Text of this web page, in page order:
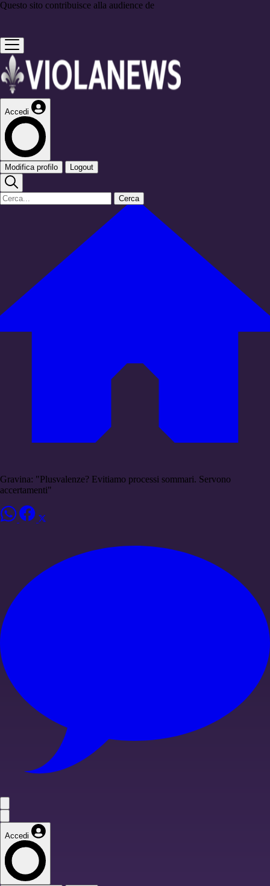
Questo sito contribuisce alla audience de
Accedi
Modifica profilo Logout
Cerca
Gravina: "Plusvalenze? Evitiamo processi sommari. Servono
accertamenti"
Accedi